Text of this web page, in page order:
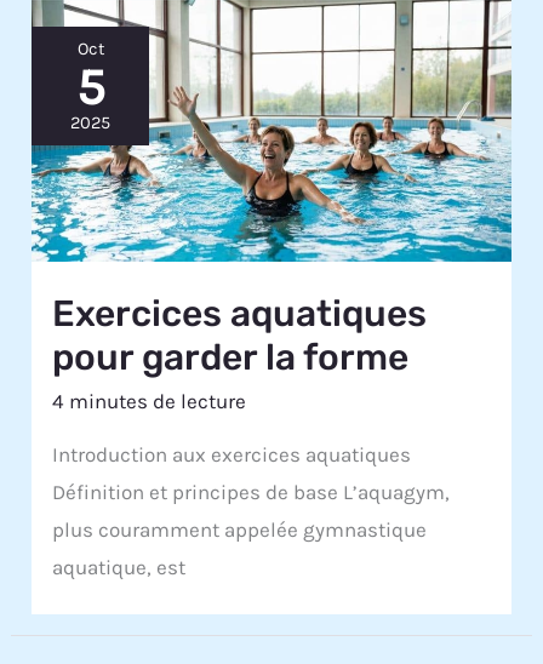
Oct
5
2025
Exercices aquatiques
pour garder la forme
4 minutes de lecture
Introduction aux exercices aquatiques
Définition et principes de base L’aquagym,
plus couramment appelée gymnastique
aquatique, est